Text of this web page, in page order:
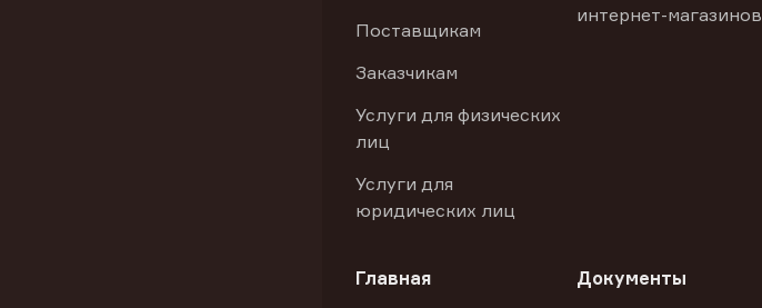
Поставщикам
Заказчикам
Услуги для физических
лиц
Услуги для
юридических лиц
интернет-магазинов
Главная Документы